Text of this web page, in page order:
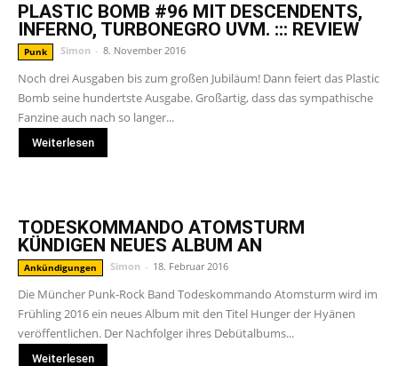
PLASTIC BOMB #96 MIT DESCENDENTS,
INFERNO, TURBONEGRO UVM. ::: REVIEW
Punk Simon - 8. November 2016
Noch drei Ausgaben bis zum großen Jubiläum! Dann feiert das Plastic
Bomb seine hundertste Ausgabe. Großartig, dass das sympathische
Fanzine auch nach so langer...
Weiterlesen
TODESKOMMANDO ATOMSTURM
KÜNDIGEN NEUES ALBUM AN
Ankündigungen Simon - 18. Februar 2016
Die Müncher Punk-Rock Band Todeskommando Atomsturm wird im
Frühling 2016 ein neues Album mit den Titel Hunger der Hyänen
veröffentlichen. Der Nachfolger ihres Debütalbums...
Weiterlesen